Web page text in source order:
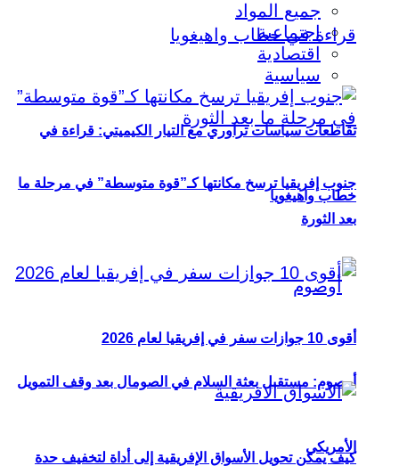
تقاطعات سياسات تراوري مع التيار الكيميتي: قراءة في
خطاب واهيغويا
أوصوم: مستقبل بعثة السلام في الصومال بعد وقف التمويل
الأمريكي
جميع المواد
اجتماعية
اقتصادية
سياسية
جنوب إفريقيا ترسخ مكانتها كـ”قوة متوسطة” في مرحلة ما
بعد الثورة
أقوى 10 جوازات سفر في إفريقيا لعام 2026
كيف يمكن تحويل الأسواق الإفريقية إلى أداة لتخفيف حدة